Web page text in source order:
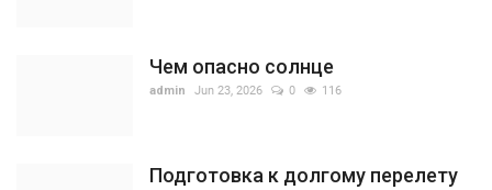
Чем опасно солнце
admin Jun 23, 2026 0 116
Подготовка к долгому перелету